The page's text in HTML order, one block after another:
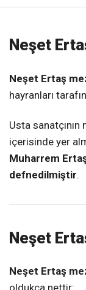
Neşet
Neşet Ertaş
hayranları
Usta sanatçının
içerisinde yer
Muharrem
defnedilmiştir.
Neşet
Neşet Ertaş
oldukça nettir: